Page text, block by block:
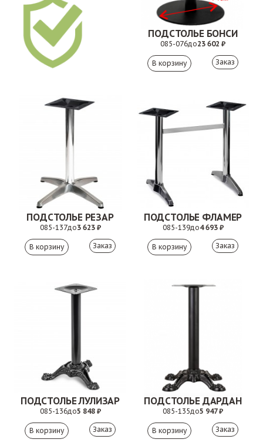
ПОДСТОЛЬЕ БОНСИ
085-076до23 602 ₽
Заказ
ПОДСТОЛЬЕ РЕЗАР
085-137до3 623 ₽
Заказ
ПОДСТОЛЬЕ ФЛАМЕР
085-139до4 693 ₽
Заказ
ПОДСТОЛЬЕ ЛУЛИЗАР
085-136до5 848 ₽
Заказ
ПОДСТОЛЬЕ ДАРДАН
085-135до5 947 ₽
Заказ